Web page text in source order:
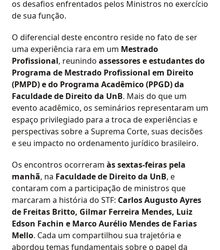
os desafios enfrentados pelos Ministros no exercício
de sua função.
O diferencial deste encontro reside no fato de ser
uma experiência rara em um Mestrado
Profissional, reunindo assessores e estudantes do
Programa de Mestrado Profissional em Direito
(PMPD) e do Programa Acadêmico (PPGD) da
Faculdade de Direito da UnB. Mais do que um
evento acadêmico, os seminários representaram um
espaço privilegiado para a troca de experiências e
perspectivas sobre a Suprema Corte, suas decisões
e seu impacto no ordenamento jurídico brasileiro.
Os encontros ocorreram às sextas-feiras pela
manhã, na Faculdade de Direito da UnB, e
contaram com a participação de ministros que
marcaram a história do STF: Carlos Augusto Ayres
de Freitas Britto, Gilmar Ferreira Mendes, Luiz
Edson Fachin e Marco Aurélio Mendes de Farias
Mello. Cada um compartilhou sua trajetória e
abordou temas fundamentais sobre o papel da